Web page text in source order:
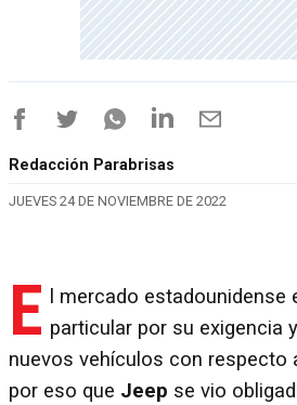
Redacción Parabrisas
JUEVES 24 DE NOVIEMBRE DE 2022
E
l mercado estadounidense
particular por su exigencia
nuevos vehículos con respecto
por eso que Jeep se vio